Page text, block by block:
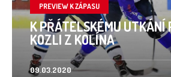
PREVIEW K ZÁPASU
K PŘÁTELSKÉMU UTKÁNÍ
KOZLI Z KOLÍNA
09.03.2020